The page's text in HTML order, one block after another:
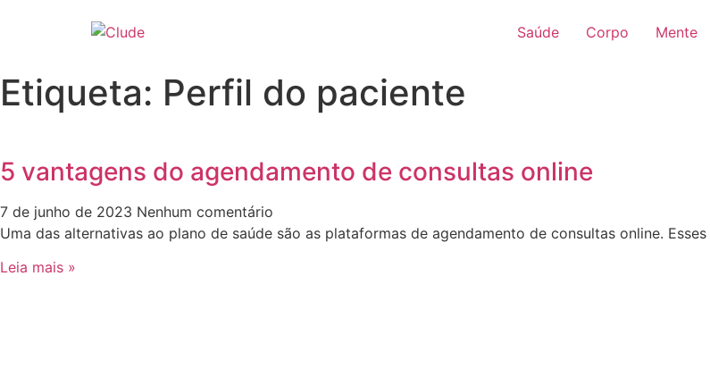
conteúdo
Saúde Corpo Mente
Etiqueta: Perfil do paciente
5 vantagens do agendamento de consultas online
7 de junho de 2023 Nenhum comentário
Uma das alternativas ao plano de saúde são as plataformas de agendamento de consultas online.
Leia mais »